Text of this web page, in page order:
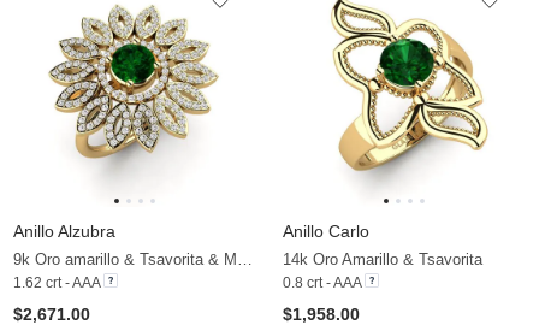
Anillo Alzubra
1.62 crt - AAA
$2,671.00
Anillo Carlo
14k Oro Amarillo & Tsavorita
0.8 crt - AAA
$1,958.00